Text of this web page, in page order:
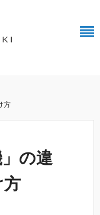
方
」の違
方